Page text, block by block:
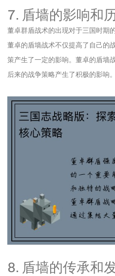
7. 盾墙的影响和
董卓群盾战术的出现对于三国时期
董卓的盾墙战术不仅提高了自己的
策产生了一定的影响。董卓的盾墙
后来的战争策略产生了积极的影响。
8. 盾墙的传承和